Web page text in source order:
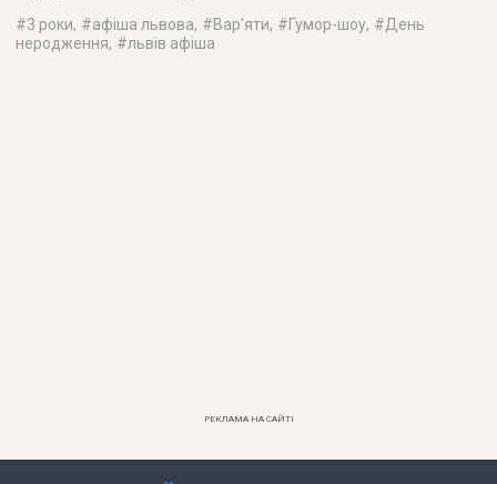
#3 роки, #афіша львова, #Вар'яти, #Гумор-шоу, #День
неродження, #львів афіша
РЕКЛАМА НА САЙТІ